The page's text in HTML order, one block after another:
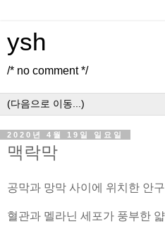
ysh
/* no comment */
2020년 4월 19일 일요일
맥락막
공막과 망막 사이에 위치한 안
혈관과 멜라닌 세포가 풍부한